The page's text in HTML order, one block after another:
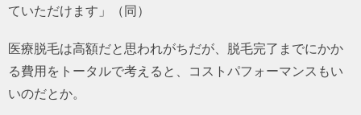
ていただけます」（同）
医療脱毛は高額だと思われがちだが、脱毛完了までにかか
る費用をトータルで考えると、コストパフォーマンスもい
いのだとか。